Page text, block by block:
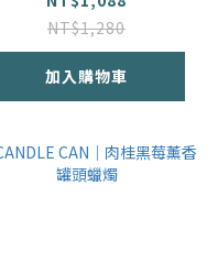
NT$1,280
加入購物車